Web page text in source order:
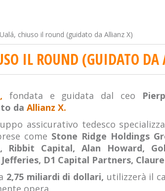
chiuso il round (guidato da Allianz X)
IL ROUND (GUIDATO DA
fondata e guidata dal ceo
da Allianz X.
assicurativo tedesco
come Stone Ridge Holdings
Ribbit Capital, Alan Howard,
D1 Capital Partners,
2,75 miliardi di dollari, utilizzerà il
opera.